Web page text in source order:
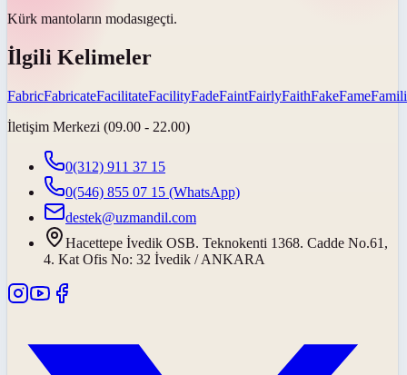
Kürk mantoların modasıgeçti.
İlgili Kelimeler
FabricFabricateFacilitateFacilityFadeFaintFairlyFaithFakeFame
İletişim Merkezi (09.00 - 22.00)
0(312) 911 37 15
0(546) 855 07 15 (WhatsApp)
destek@uzmandil.com
Hacettepe İvedik OSB. Teknokenti 1368. Cadde No.61,
4. Kat Ofis No: 32 İvedik / ANKARA